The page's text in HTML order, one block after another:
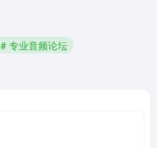
# 专业音频论坛